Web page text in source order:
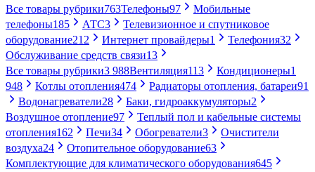
Все товары рубрики763Телефоны97
Мобильные
телефоны185 АТС3
Телевизионное и спутниковое
оборудование212 Интернет провайдеры1 Телефония32
Обслуживание средств связи13
Все товары рубрики3 988Вентиляция113 Кондиционеры1
948
Котлы отопления474 Радиаторы отопления, батареи91
Водонагреватели28 Баки, гидроаккумуляторы2
Воздушное отопление97
Теплый пол и кабельные системы
отопления162 Печи34 Обогреватели3
Очистители
воздуха24 Отопительное оборудование63
Комплектующие для климатического оборудования645